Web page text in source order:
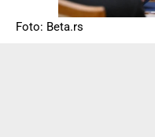
Foto: Beta.rs